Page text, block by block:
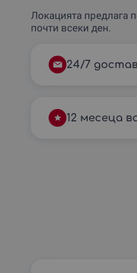
Локацията предлага
почти всеки ден.
24/7
12 месеца